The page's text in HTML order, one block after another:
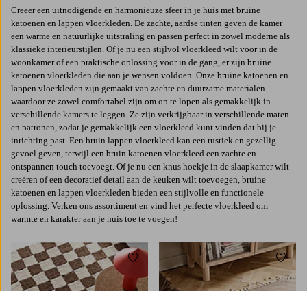
Creëer een uitnodigende en harmonieuze sfeer in je huis met bruine
katoenen en lappen vloerkleden. De zachte, aardse tinten geven de kamer
een warme en natuurlijke uitstraling en passen perfect in zowel moderne als
klassieke interieurstijlen. Of je nu een stijlvol vloerkleed wilt voor in de
woonkamer of een praktische oplossing voor in de gang, er zijn bruine
katoenen vloerkleden die aan je wensen voldoen. Onze bruine katoenen en
lappen vloerkleden zijn gemaakt van zachte en duurzame materialen
waardoor ze zowel comfortabel zijn om op te lopen als gemakkelijk in
verschillende kamers te leggen. Ze zijn verkrijgbaar in verschillende maten
en patronen, zodat je gemakkelijk een vloerkleed kunt vinden dat bij je
inrichting past. Een bruin lappen vloerkleed kan een rustiek en gezellig
gevoel geven, terwijl een bruin katoenen vloerkleed een zachte en
ontspannen touch toevoegt. Of je nu een knus hoekje in de slaapkamer wilt
creëren of een decoratief detail aan de keuken wilt toevoegen, bruine
katoenen en lappen vloerkleden bieden een stijlvolle en functionele
oplossing. Verken ons assortiment en vind het perfecte vloerkleed om
warmte en karakter aan je huis toe te voegen!
Toevoegen aan favorieten
80X300170X240200X300 70X150 70X20070X300
160X230